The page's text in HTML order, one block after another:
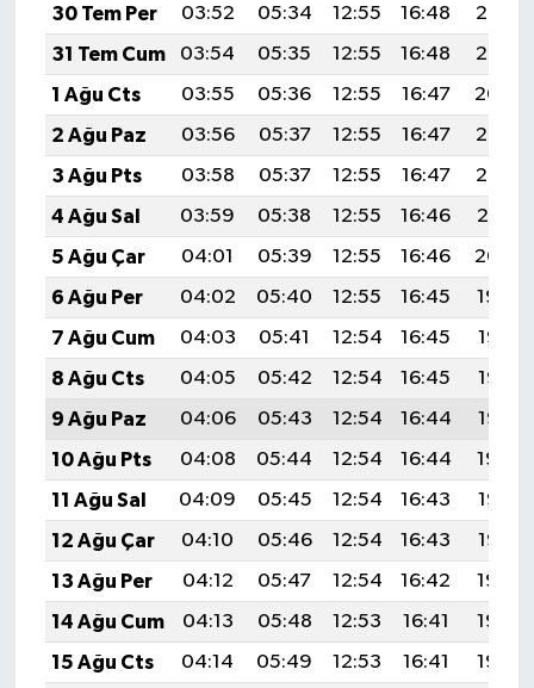
30 Tem Per
03:52 05:34 12:55 16:48
20:06
31 Tem Cum
03:54 05:35 12:55 16:48
20:05
1 Ağu Cts
03:55 05:36 12:55 16:47
20:04
2 Ağu Paz
03:56 05:37 12:55 16:47
20:03
3 Ağu Pts
03:58 05:37 12:55 16:47
20:02
4 Ağu Sal
03:59 05:38 12:55 16:46
20:01
5 Ağu Çar
04:01 05:39 12:55 16:46
20:00
6 Ağu Per
04:02 05:40 12:55 16:45
19:59
7 Ağu Cum
04:03 05:41 12:54 16:45
19:58
8 Ağu Cts
04:05 05:42 12:54 16:45
19:57
9 Ağu Paz
04:06 05:43 12:54 16:44
19:55
10 Ağu Pts
04:08 05:44 12:54 16:44
19:54
11 Ağu Sal
04:09 05:45 12:54 16:43
19:53
12 Ağu Çar
04:10 05:46 12:54 16:43
19:52
13 Ağu Per
04:12 05:47 12:54 16:42
19:50
14 Ağu Cum
04:13 05:48 12:53 16:41
19:49
15 Ağu Cts
04:14 05:49 12:53 16:41
19:48